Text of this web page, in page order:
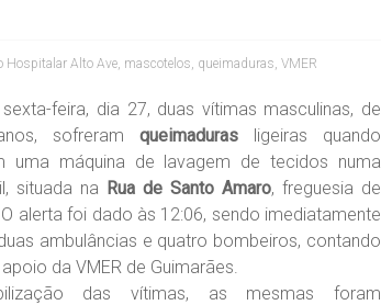
Hospitalar Alto Ave, mascotelos, queimaduras, VMER
feira, dia 27, duas vítimas masculinas, de
sofreram queimaduras ligeiras quando
uma máquina de lavagem de tecidos numa
situada na Rua de Santo Amaro, freguesia de
alerta foi dado às 12:06, sendo imediatamente
ambulâncias e quatro bombeiros, contando
da VMER de Guimarães.
das vítimas, as mesmas foram